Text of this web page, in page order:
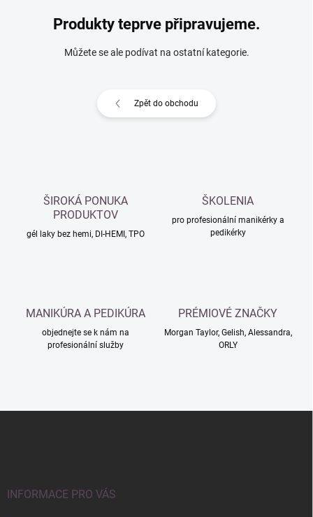
Produkty teprve připravujeme.
Můžete se ale podívat na ostatní kategorie.
Zpět do obchodu
ŠIROKÁ PONUKA
PRODUKTOV
gél laky bez hemi, DI-HEMI, TPO
ŠKOLENIA
pro profesionální manikérky a
pedikérky
MANIKÚRA A PEDIKÚRA
objednejte se k nám na
profesionální služby
PRÉMIOVÉ ZNAČKY
Morgan Taylor, Gelish, Alessandra,
ORLY
INFORMACE PRO VÁS